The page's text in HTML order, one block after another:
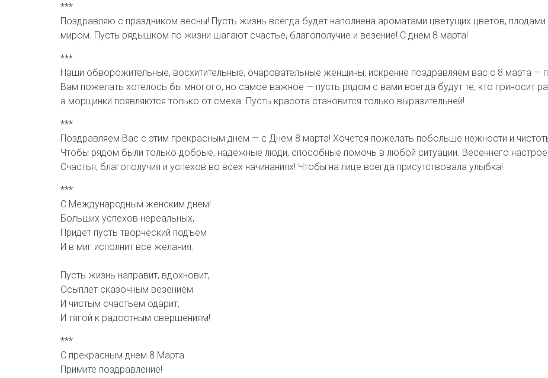
***
Поздравляю с праздником весны! Пусть жизнь всегда будет наполнена ароматами цветущих цветов,
миром. Пусть рядышком по жизни шагают счастье, благополучие и везение! С днем 8 марта!
***
Наши обворожительные, восхитительные, очаровательные женщины, искренне поздравляем вас с 8 марта
Вам пожелать хотелось бы многого, но самое важное — пусть рядом с вами всегда будут те, кто приносит
а морщинки появляются только от смеха. Пусть красота становится только выразительней!
***
Поздравляем Вас с этим прекрасным днем — с Днем 8 марта! Хочется пожелать побольше нежности и
Чтобы рядом были только добрые, надежные люди, способные помочь в любой ситуации. Весеннего
Счастья, благополучия и успехов во всех начинаниях! Чтобы на лице всегда присутствовала улыбка!
***
С Международным женским днем!
Больших успехов нереальных,
Придет пусть творческий подъем
И в миг исполнит все желания.
Пусть жизнь направит, вдохновит,
Осыплет сказочным везением
И чистым счастьем одарит,
И тягой к радостным свершениям!
***
С прекрасным днем 8 Марта
Примите поздравление!